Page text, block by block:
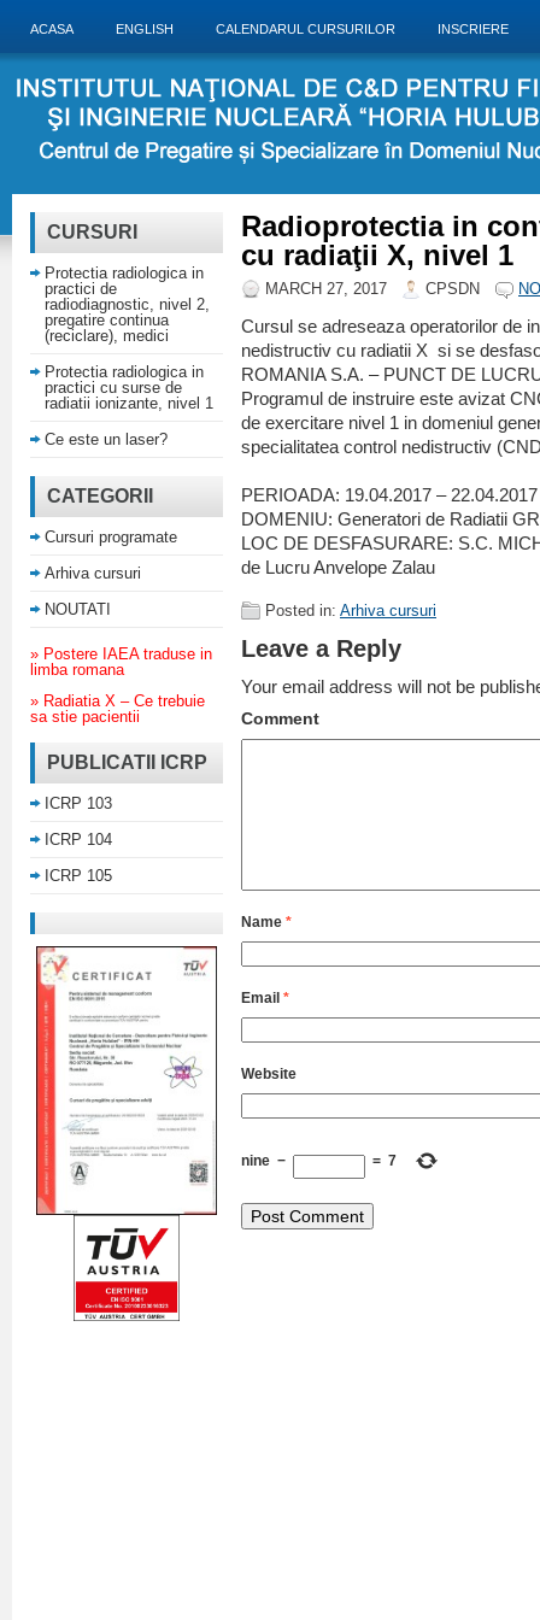
ACASA ENGLISH CALENDARUL CURSURILOR INSCRIERE
Radioprotectia in
cu radiaţii X, nivel 1
MARCH 27, 2017 CPSDN
Cursul se adreseaza operatorilor de
nedistructiv cu radiatii X si se
ROMANIA S.A. – PUNCT DE
Programul de instruire este avizat
de exercitare nivel 1 in domeniul
specialitatea control nedistructiv
PERIOADA: 19.04.2017 – 22.04.2017
DOMENIU: Generatori de Radiatii
LOC DE DESFASURARE: S.C.
de Lucru Anvelope Zalau
Posted in: Arhiva cursuri
Leave a Reply
Your email address will not be
Comment
Name *
Email *
Website
nine − = 7
CURSURI
Protectia radiologica in
practici de
radiodiagnostic, nivel 2,
pregatire continua
(reciclare), medici
Protectia radiologica in
practici cu surse de
radiatii ionizante, nivel 1
Ce este un laser?
CATEGORII
Cursuri programate
Arhiva cursuri
NOUTATI
» Postere IAEA traduse in
limba romana
» Radiatia X – Ce trebuie
sa stie pacientii
PUBLICATII ICRP
ICRP 103
ICRP 104
ICRP 105